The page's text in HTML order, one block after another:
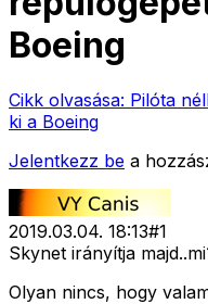
Boeing
Cikk olvasása: Pilóta
ki a Boeing
Jelentkezz be a
2019.03.04. 18:13#1
Skynet irányítja
Olyan nincs, hogy